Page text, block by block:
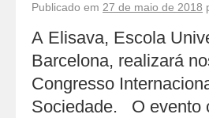
Publicado em 27 de maio de 2018
A Elisava, Escola
Barcelona, realizará
Congresso
Sociedade. O evento